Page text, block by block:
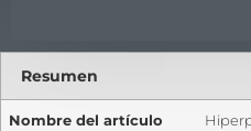
Resumen
Nombre del artículo